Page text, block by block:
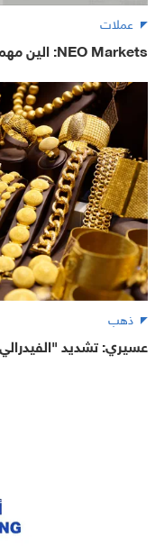
عملات
NEO Markets: الين مهم للعالم وليس لليابان وأميركا فقط
ذهب
عسيري: تشديد "الفيدرالي"